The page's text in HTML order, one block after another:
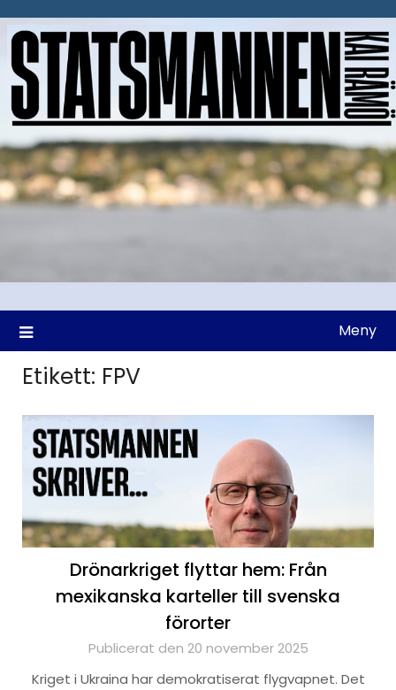
till
Meny
Etikett: FPV
Drönarkriget flyttar hem: Från
mexikanska karteller till svenska
förorter
Publicerat den 20 november 2025
Kriget i Ukraina har demokratiserat flygvapnet. Det